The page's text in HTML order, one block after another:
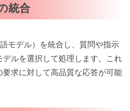
統合
モデル）を統合し、質問や指示
ルを選択して処理します。これ
求に対して高品質な応答が可能